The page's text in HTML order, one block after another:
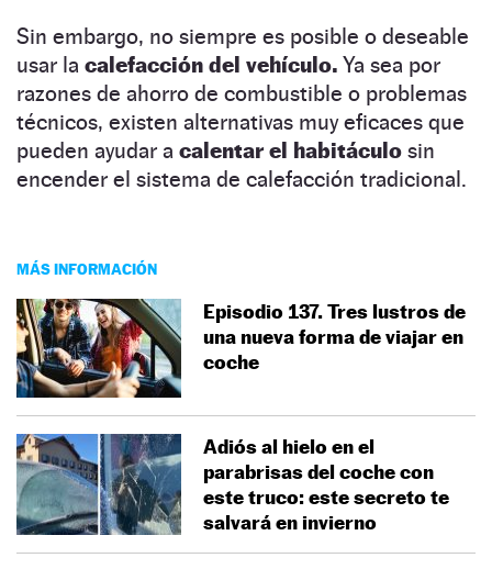
Sin embargo, no siempre es posible o deseable
usar la calefacción del vehículo. Ya sea por
razones de ahorro de combustible o problemas
técnicos, existen alternativas muy eficaces que
pueden ayudar a calentar el habitáculo sin
encender el sistema de calefacción tradicional.
MÁS INFORMACIÓN
Episodio 137. Tres lustros de
una nueva forma de viajar en
coche
Adiós al hielo en el
parabrisas del coche con
este truco: este secreto te
salvará en invierno